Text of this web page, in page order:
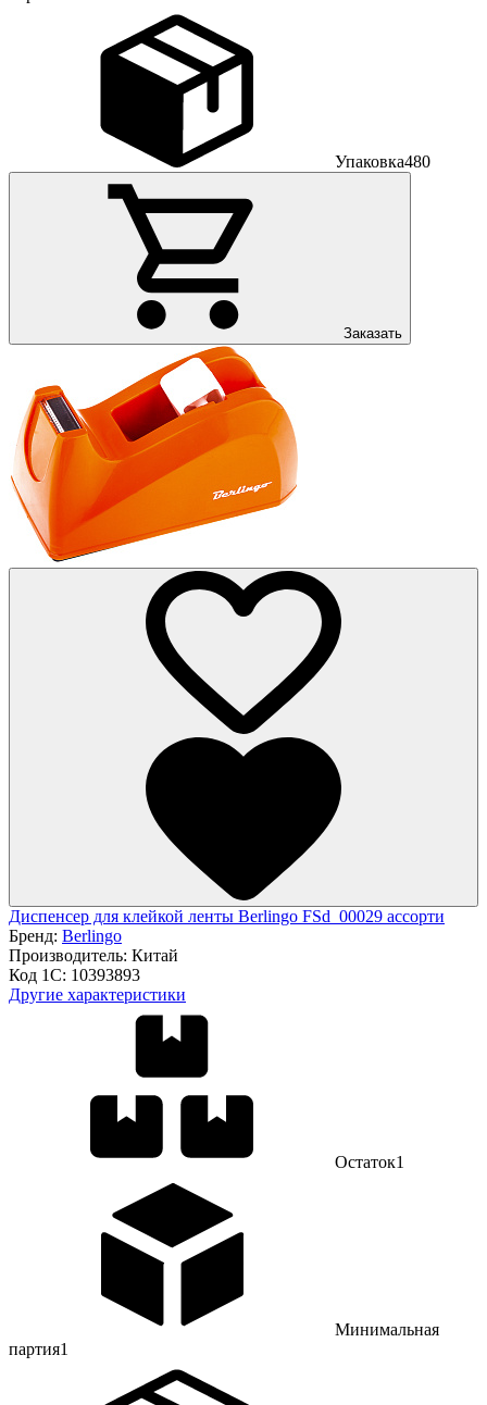
Упаковка480
Заказать
Диспенсер для клейкой ленты Berlingo FSd_00029 ассорти
Бренд: Berlingo
Производитель: Китай
Код 1С: 10393893
Другие характеристики
Остаток1
Минимальная
партия1